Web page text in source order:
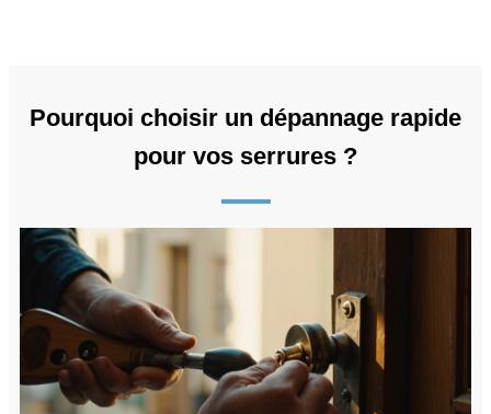
Pourquoi choisir un dépannage rapide
pour vos serrures ?